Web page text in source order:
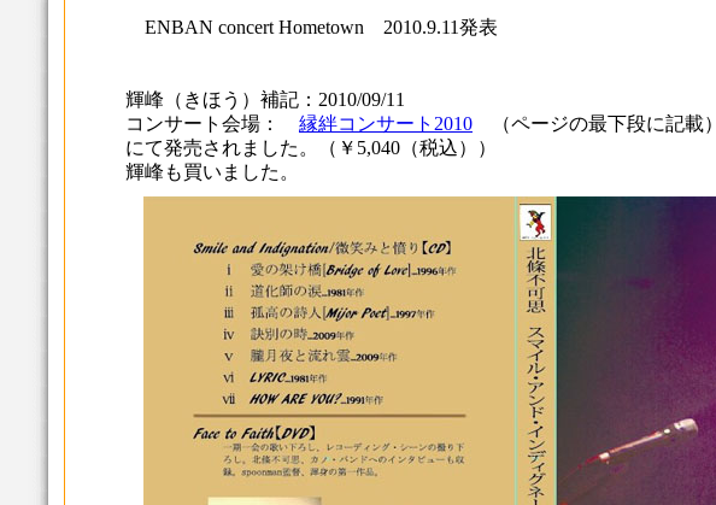
ENBAN concert Hometown 2010.9.11発表
輝峰（きほう）補記：2010/09/11
コンサート会場： 縁絆コンサート2010 （ページの最下段に記載）
にて発売されました。（￥5,040（税込））
輝峰も買いました。